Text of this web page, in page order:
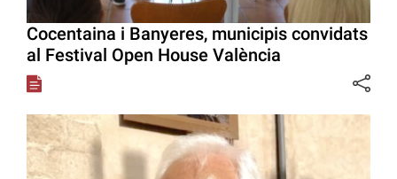
Cocentaina i Banyeres, municipis convidats
al Festival Open House València